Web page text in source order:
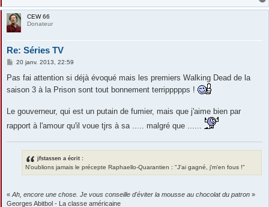
CEW 66
Donateur
Re: Séries TV
M
s
a
20 janv. 2013, 22:59
Pas fai attention si déjà évoqué mais les premiers Walking Dead de la
saison 3 à la Prison sont tout bonnement terrippppps !
Le gouverneur, qui est un putain de fumier, mais que j'aime bien par
rapport à l'amour qu'il voue tjrs à sa ..... malgré que ......
jfstassen a écrit :
N'oublions jamais le précepte Raphaello-Quarantien : "J'ai gagné, j'm'en fous !"
« Ah, encore une chose. Je vous conseille d'éviter la mousse au chocolat du patron »
Georges Abitbol - La classe américaine